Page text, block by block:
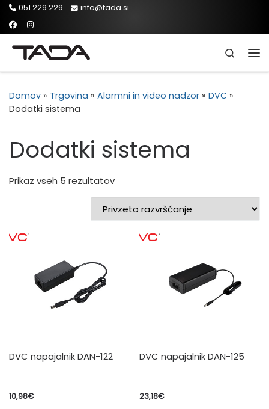
Skip to content
051 229 229 info@tada.si
Search
Domov » Trgovina » Alarmni in video nadzor » DVC »
Dodatki sistema
Dodatki sistema
Prikaz vseh 5 rezultatov
DVC napajalnik DAN-122
10,98€
DVC napajalnik DAN-125
23,18€